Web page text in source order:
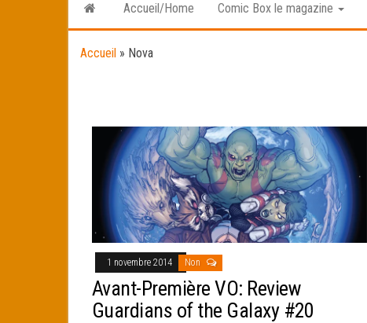
Accueil/Home Comic Box le magazine
Accueil » Nova
1 novembre 2014 Non
Avant-Première VO: Review
Guardians of the Galaxy #20